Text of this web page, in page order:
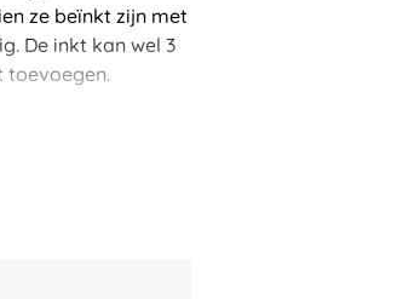
ze beïnkt zijn met
De inkt kan wel 3
toevoegen.